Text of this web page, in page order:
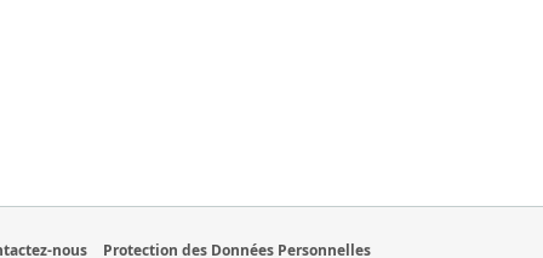
nous Protection des Données Personnelles